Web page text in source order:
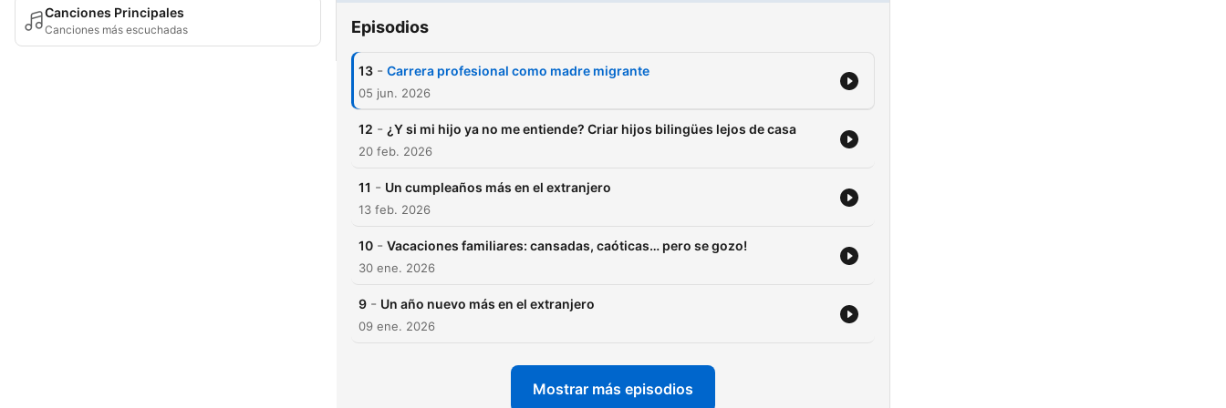
Canciones Principales
Canciones más escuchadas Episodios
13 - Carrera profesional como madre migrante
05 jun. 2026
12 - ¿Y si mi hijo ya no me entiende? Criar hijos bilingües lejos de casa
20 feb. 2026
11 - Un cumpleaños más en el extranjero
13 feb. 2026
10 - Vacaciones familiares: cansadas, caóticas… pero se gozo!
30 ene. 2026
9 - Un año nuevo más en el extranjero
09 ene. 2026
Mostrar más episodios